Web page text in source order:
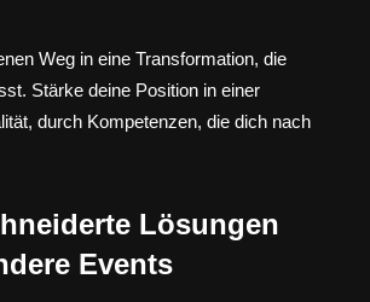
Weg in eine Transformation, die
Stärke deine Position in einer
durch Kompetenzen, die dich nach
Lösungen
Events